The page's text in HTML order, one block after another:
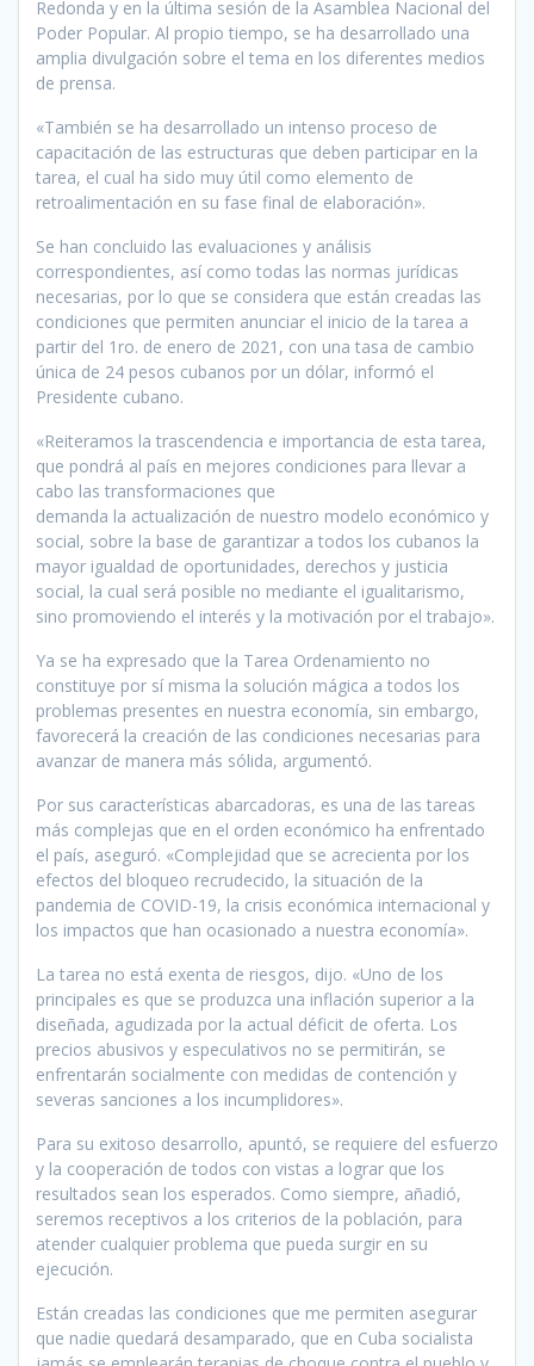
Redonda y en la última sesión de la Asamblea Nacional del
Poder Popular. Al propio tiempo, se ha desarrollado una
amplia divulgación sobre el tema en los diferentes medios
de prensa.
«También se ha desarrollado un intenso proceso de
capacitación de las estructuras que deben participar en la
tarea, el cual ha sido muy útil como elemento de
retroalimentación en su fase final de elaboración».
Se han concluido las evaluaciones y análisis
correspondientes, así como todas las normas jurídicas
necesarias, por lo que se considera que están creadas las
condiciones que permiten anunciar el inicio de la tarea a
partir del 1ro. de enero de 2021, con una tasa de cambio
única de 24 pesos cubanos por un dólar, informó el
Presidente cubano.
«Reiteramos la trascendencia e importancia de esta tarea,
que pondrá al país en mejores condiciones para llevar a
cabo las transformaciones que
demanda la actualización de nuestro modelo económico y
social, sobre la base de garantizar a todos los cubanos la
mayor igualdad de oportunidades, derechos y justicia
social, la cual será posible no mediante el igualitarismo,
sino promoviendo el interés y la motivación por el trabajo».
Ya se ha expresado que la Tarea Ordenamiento no
constituye por sí misma la solución mágica a todos los
problemas presentes en nuestra economía, sin embargo,
favorecerá la creación de las condiciones necesarias para
avanzar de manera más sólida, argumentó.
Por sus características abarcadoras, es una de las tareas
más complejas que en el orden económico ha enfrentado
el país, aseguró. «Complejidad que se acrecienta por los
efectos del bloqueo recrudecido, la situación de la
pandemia de COVID-19, la crisis económica internacional y
los impactos que han ocasionado a nuestra economía».
La tarea no está exenta de riesgos, dijo. «Uno de los
principales es que se produzca una inflación superior a la
diseñada, agudizada por la actual déficit de oferta. Los
precios abusivos y especulativos no se permitirán, se
enfrentarán socialmente con medidas de contención y
severas sanciones a los incumplidores».
Para su exitoso desarrollo, apuntó, se requiere del esfuerzo
y la cooperación de todos con vistas a lograr que los
resultados sean los esperados. Como siempre, añadió,
seremos receptivos a los criterios de la población, para
atender cualquier problema que pueda surgir en su
ejecución.
Están creadas las condiciones que me permiten asegurar
que nadie quedará desamparado, que en Cuba socialista